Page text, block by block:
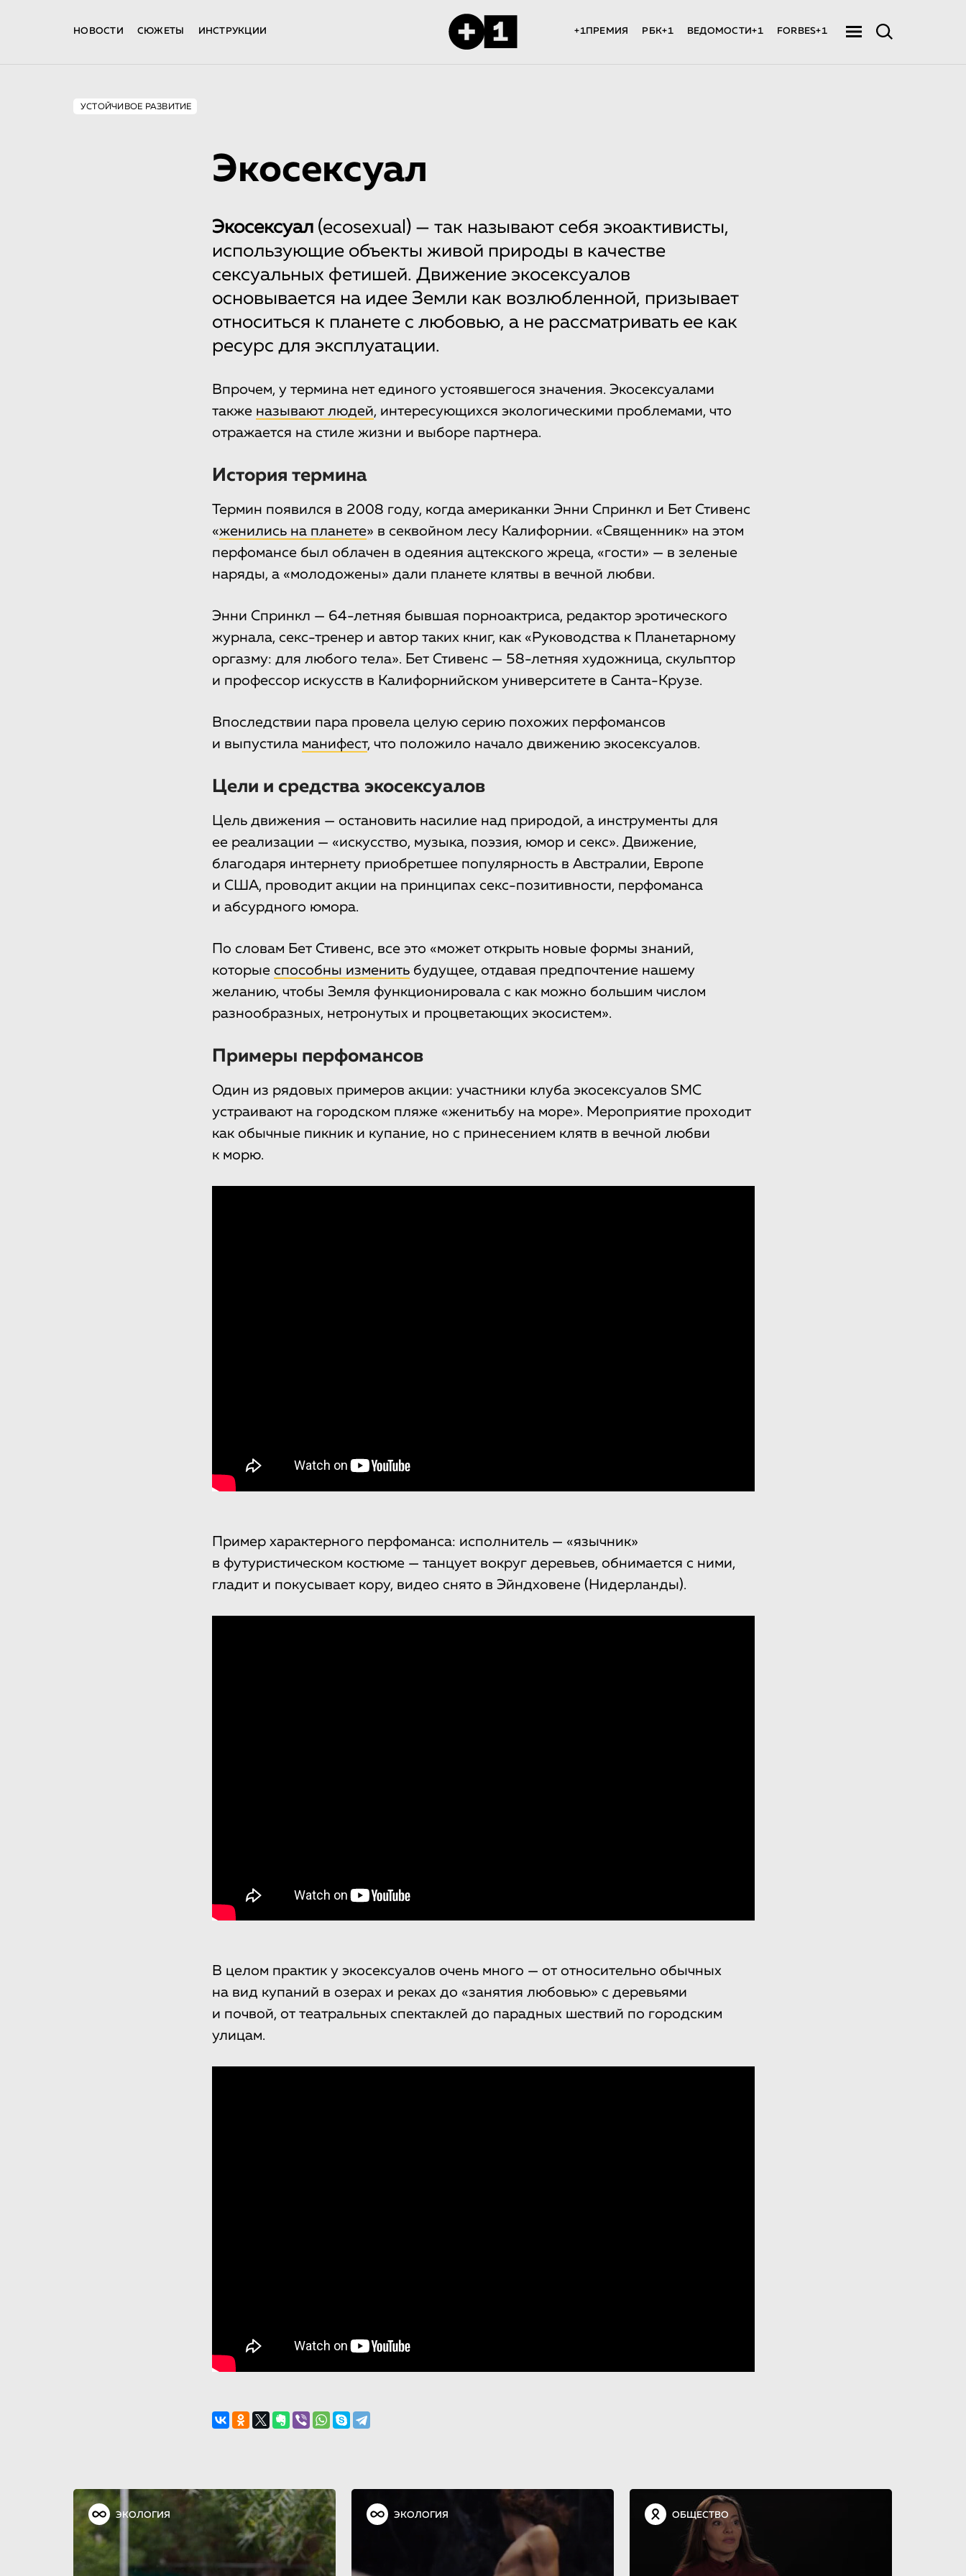
НОВОСТИ СЮЖЕТЫ ИНСТРУКЦИИ +1ПРЕМИЯ РБК+1 ВЕДОМОСТИ+1 FORBES+1
УСТОЙЧИВОЕ РАЗВИТИЕ
Экосексуал
Экосексуал(ecosexual) — так называют себя экоактивисты,
использующие объекты живой природы в качестве
сексуальных фетишей. Движение экосексуалов
основывается на идее Земли как возлюбленной, призывает
относиться к планете с любовью, а не рассматривать ее как
ресурс для эксплуатации.
Впрочем, у термина нет единого устоявшегося значения. Экосексуалами
также называют людей, интересующихся экологическими проблемами, что
отражается на стиле жизни и выборе партнера.
История термина
Термин появился в 2008 году, когда американки Энни Спринкл и Бет Стивенс
«женились на планете» в секвойном лесу Калифорнии. «Священник» на этом
перфомансе был облачен в одеяния ацтекского жреца, «гости» — в зеленые
наряды, а «молодожены» дали планете клятвы в вечной любви.
Энни Спринкл — 64-летняя бывшая порноактриса, редактор эротического
журнала, секс-тренер и автор таких книг, как «Руководства к Планетарному
оргазму: для любого тела». Бет Стивенс — 58-летняя художница, скульптор
и профессор искусств в Калифорнийском университете в Санта-Крузе.
Впоследствии пара провела целую серию похожих перфомансов
и выпустила манифест, что положило начало движению экосексуалов.
Цели и средства экосексуалов
Цель движения — остановить насилие над природой, а инструменты для
ее реализации — «искусство, музыка, поэзия, юмор и секс». Движение,
благодаря интернету приобретшее популярность в Австралии, Европе
и США, проводит акции на принципах секс-позитивности, перфоманса
и абсурдного юмора.
По словам Бет Стивенс, все это «может открыть новые формы знаний,
которые способны изменитьбудущее, отдавая предпочтение нашему
желанию, чтобы Земля функционировала с как можно большим числом
разнообразных, нетронутых и процветающих экосистем».
Примеры перфомансов
Один из рядовых примеров акции: участники клуба экосексуалов SMC
устраивают на городском пляже «женитьбу на море». Мероприятие проходит
как обычные пикник и купание, но с принесением клятв в вечной любви
к морю.
Пример характерного перфоманса: исполнитель — «язычник»
в футуристическом костюме — танцует вокруг деревьев, обнимается с ними,
гладит и покусывает кору, видео снято в Эйндховене (Нидерланды).
В целом практик у экосексуалов очень много — от относительно обычных
на вид купаний в озерах и реках до «занятия любовью» с деревьями
и почвой, от театральных спектаклей до парадных шествий по городским
улицам.
ЭКОЛОГИЯ ЭКОЛОГИЯ ОБЩЕСТВО